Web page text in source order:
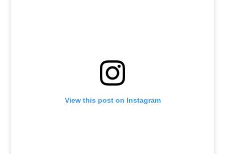
View this post on Instagram